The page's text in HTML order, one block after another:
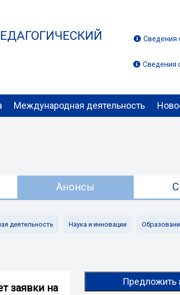
Сведения
Сведения
Международная деятельность
Анонсы
деятельность Наука и инновации
заявки на
Предложить